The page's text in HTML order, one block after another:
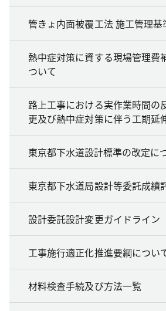
管きょ内面被覆工法 施工管理基
熱中症対策に資する現場管理費
ついて
路上工事における実作業時間の
更及び熱中症対策に伴う工期延
東京都下水道設計標準の改定に
東京都下水道局設計等委託成績
設計委託設計変更ガイドライン
工事施行適正化推進要綱につい
材料検査手続及び方法一覧